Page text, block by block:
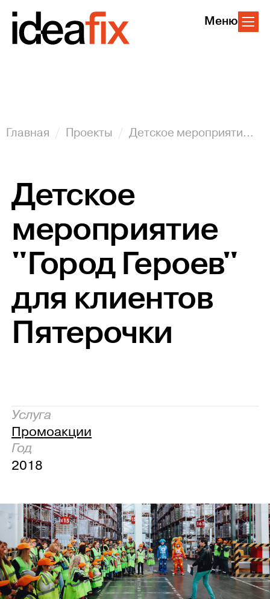
Меню
Детское
мероприятие
"Город Героев"
для клиентов
Пятерочки
Главная Проекты Детское мероприятие "Город Героев" для клиентов Пятерочки
Услуга
Промоакции
Год
2018